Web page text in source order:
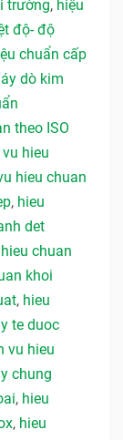
trường, hiệu
độ- độ
chuẩn cấp
dò kim
theo ISO
hieu
hieu chuan
, hieu
det
hieu chuan
khoi
, hieu
te duoc
vu hieu
chung
, hieu
, hieu